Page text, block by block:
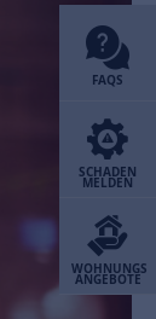
FAQS
SCHADEN
MELDEN
WOHNUNGS
ANGEBOTE